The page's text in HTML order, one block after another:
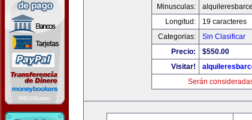
Minusculas:
Longitud:
19 caracteres
Categorias:
Sin Clasificar
Precio:
$550.00
Visitar!
Serán